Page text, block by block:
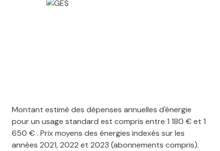
Montant estimé des dépenses annuelles d'énergie
pour un usage standard est compris entre 1 180 € et 1
650 € . Prix moyens des énergies indexés sur les
années 2021, 2022 et 2023 (abonnements compris).